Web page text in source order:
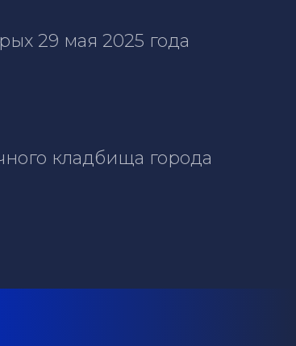
29 мая 2025 года
кладбища города